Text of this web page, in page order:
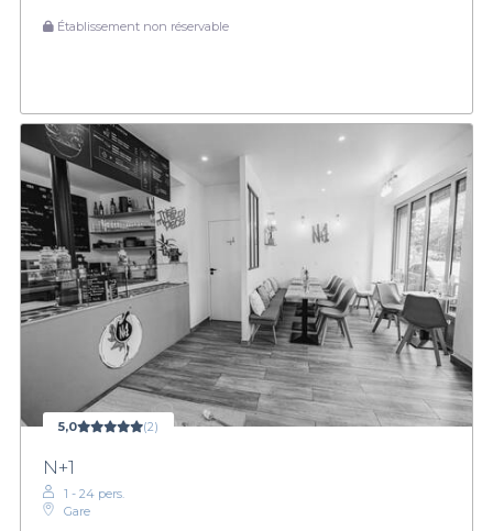
Établissement non réservable
5,0 (2)
N+1
1 - 24 pers.
Gare